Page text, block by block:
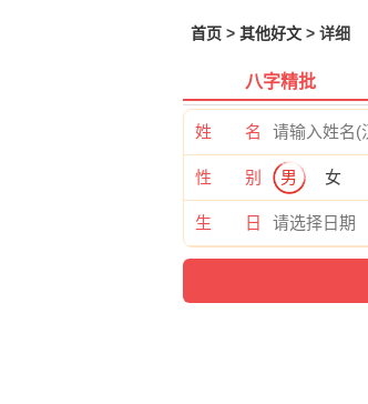
首页 > 其他好文 > 详细
八字精批
姓 名
性 别 男 女
生 日